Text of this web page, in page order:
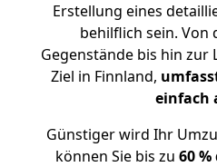
Erstellung eines
behilflich sein. Von
Gegenstände bis hin zur
Ziel in Finnland,
einfach
Günstiger wird Ihr
können Sie bis zu 60